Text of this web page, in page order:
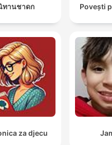
ทานชาดก Povești
za djecu